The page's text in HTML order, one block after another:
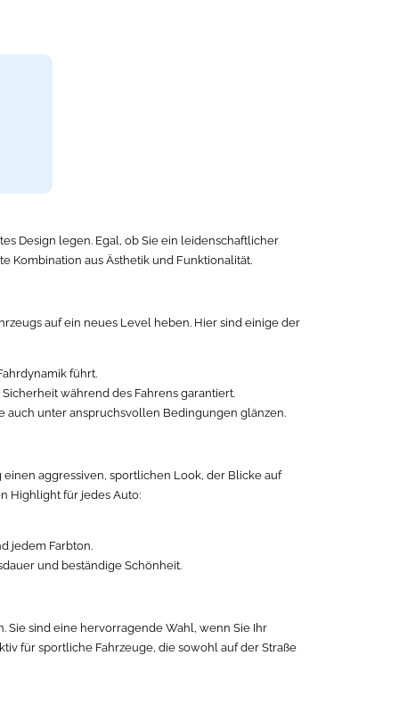
Design legen. Egal, ob Sie ein leidenschaftlicher
Kombination aus Ästhetik und Funktionalität.
auf ein neues Level heben. Hier sind einige der
führt.
während des Fahrens garantiert.
auch unter anspruchsvollen Bedingungen glänzen.
einen aggressiven, sportlichen Look, der Blicke auf
Highlight für jedes Auto:
jedem Farbton.
und beständige Schönheit.
Sie sind eine hervorragende Wahl, wenn Sie Ihr
für sportliche Fahrzeuge, die sowohl auf der Straße